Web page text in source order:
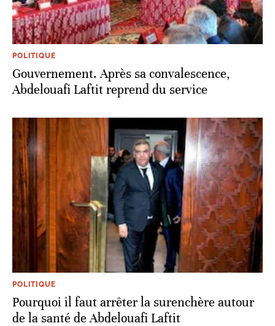
POLITIQUE
Gouvernement. Après sa convalescence,
Abdelouafi Laftit reprend du service
POLITIQUE
Pourquoi il faut arrêter la surenchère autour
de la santé de Abdelouafi Laftit